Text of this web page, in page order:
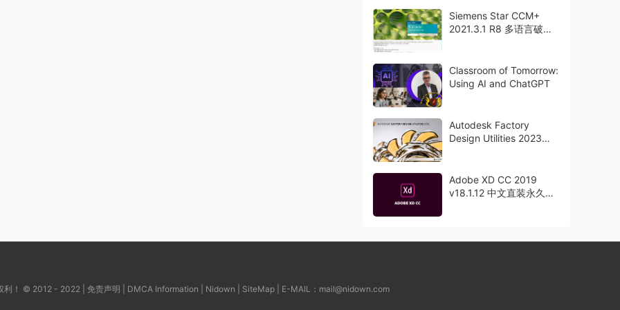
Siemens Star CCM+
2021.3.1 R8 多语言破解
Classroom of Tomorrow:
Using AI and ChatGPT
Autodesk Factory
Design Utilities 2023
Adobe XD CC 2019
v18.1.12 中文直装永久破
利！ © 2012 - 2022 | 免责声明 DMCA Information Nidown SiteMap| E-MAIL： mail@nidown.com